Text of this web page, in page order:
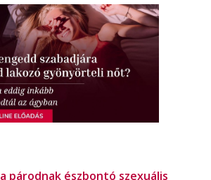
párodnak észbontó szexuális